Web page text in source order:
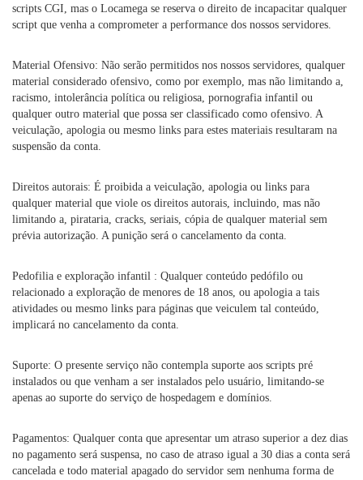
scripts CGI, mas o Locamega se reserva o direito de incapacitar qualquer
script que venha a comprometer a performance dos nossos servidores.
Material Ofensivo: Não serão permitidos nos nossos servidores, qualquer
material considerado ofensivo, como por exemplo, mas não limitando a,
racismo, intolerância política ou religiosa, pornografia infantil ou
qualquer outro material que possa ser classificado como ofensivo. A
veiculação, apologia ou mesmo links para estes materiais resultaram na
suspensão da conta.
Direitos autorais: É proibida a veiculação, apologia ou links para
qualquer material que viole os direitos autorais, incluindo, mas não
limitando a, pirataria, cracks, seriais, cópia de qualquer material sem
prévia autorização. A punição será o cancelamento da conta.
Pedofilia e exploração infantil : Qualquer conteúdo pedófilo ou
relacionado a exploração de menores de 18 anos, ou apologia a tais
atividades ou mesmo links para páginas que veiculem tal conteúdo,
implicará no cancelamento da conta.
Suporte: O presente serviço não contempla suporte aos scripts pré
instalados ou que venham a ser instalados pelo usuário, limitando-se
apenas ao suporte do serviço de hospedagem e domínios.
Pagamentos: Qualquer conta que apresentar um atraso superior a dez dias
no pagamento será suspensa, no caso de atraso igual a 30 dias a conta será
cancelada e todo material apagado do servidor sem nenhuma forma de